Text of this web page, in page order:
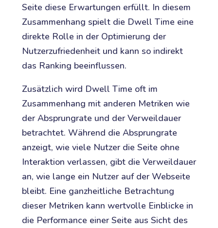
Seite diese Erwartungen erfüllt. In diesem
Zusammenhang spielt die Dwell Time eine
direkte Rolle in der Optimierung der
Nutzerzufriedenheit und kann so indirekt
das Ranking beeinflussen.
Zusätzlich wird Dwell Time oft im
Zusammenhang mit anderen Metriken wie
der Absprungrate und der Verweildauer
betrachtet. Während die Absprungrate
anzeigt, wie viele Nutzer die Seite ohne
Interaktion verlassen, gibt die Verweildauer
an, wie lange ein Nutzer auf der Webseite
bleibt. Eine ganzheitliche Betrachtung
dieser Metriken kann wertvolle Einblicke in
die Performance einer Seite aus Sicht des